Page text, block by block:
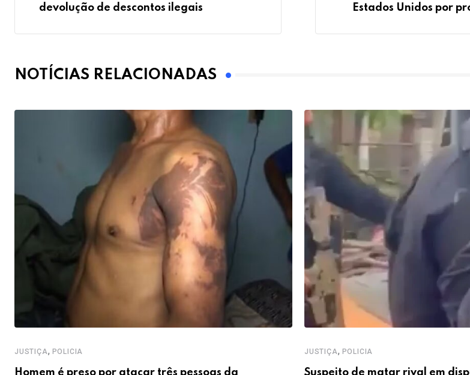
devolução de descontos ilegais
Estados Unidos por
NOTÍCIAS RELACIONADAS
JUSTIÇA, POLICIA
Homem é preso por atacar três pessoas da
JUSTIÇA, POLICIA
Suspeito de matar rival em